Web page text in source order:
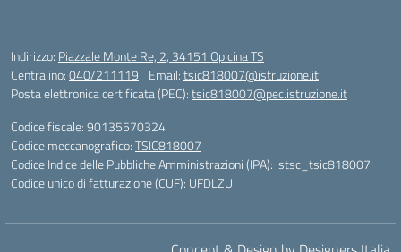
Indirizzo: Piazzale Monte Re, 2, 34151 Opicina TS
Centralino:040/211119 Email:tsic818007@istruzione.it
Posta elettronica certificata (PEC):tsic818007@pec.istruzione.it
Codice fiscale: 90135570324
Codice meccanografico:TSIC818007
Codice Indice delle Pubbliche Amministrazioni (IPA): istsc_tsic818007
Codice unico di fatturazione (CUF): UFDLZU